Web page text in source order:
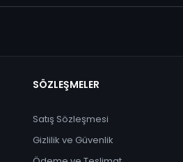
SÖZLEŞMELER
Satış Sözleşmesi
Gizlilik ve Güvenlik